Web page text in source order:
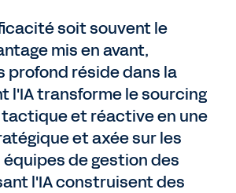
soit souvent le
mis en avant,
profond réside dans la
l'IA transforme le sourcing
et réactive en une
et axée sur les
équipes de gestion des
l'IA construisent des